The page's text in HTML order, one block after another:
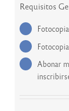
Requisitos
Abonar